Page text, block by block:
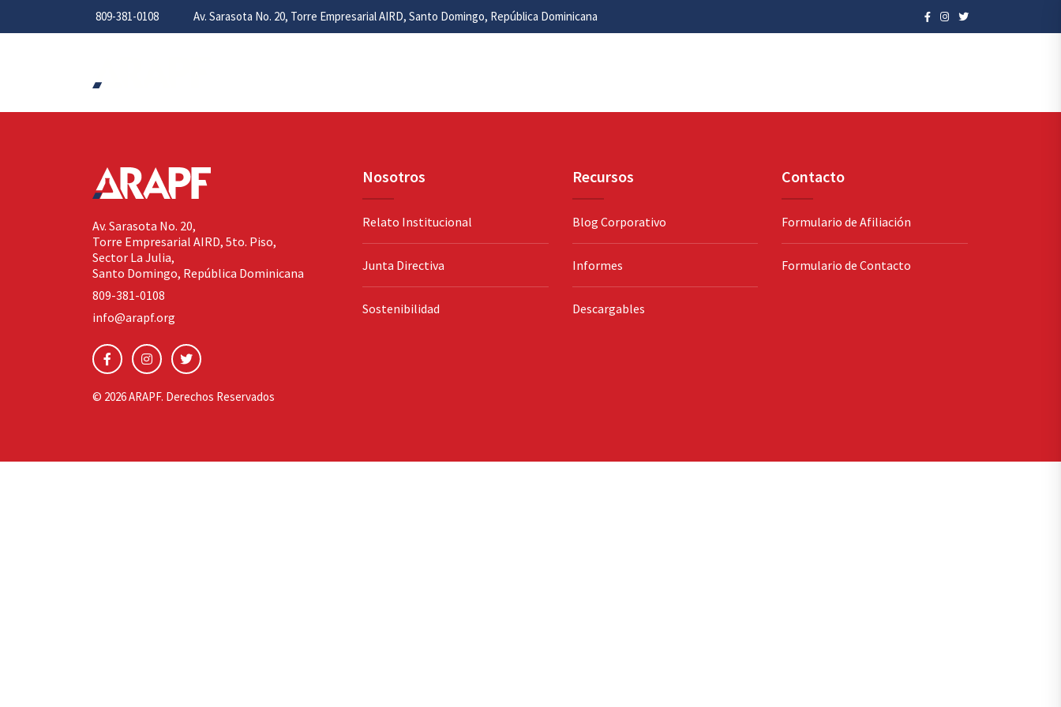
809-381-0108 Av. Sarasota No. 20, Torre Empresarial AIRD, Santo Domingo, República Dominicana
Av. Sarasota No. 20,
Torre Empresarial AIRD, 5to. Piso,
Sector La Julia,
Santo Domingo, República Dominicana
809-381-0108
info@arapf.org
Nosotros
Relato Institucional
Junta Directiva
Sostenibilidad
Recursos
Blog Corporativo
Informes
Descargables
Contacto
Formulario de Afiliación
Formulario de Contacto
© 2026 ARAPF. Derechos Reservados